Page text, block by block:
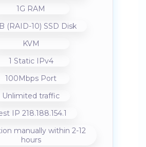
1G RAM
(RAID-10) SSD Disk
KVM
1 Static IPv4
100Mbps Port
Unlimited traffic
IP 218.188.154.1
manually within 2-12
hours